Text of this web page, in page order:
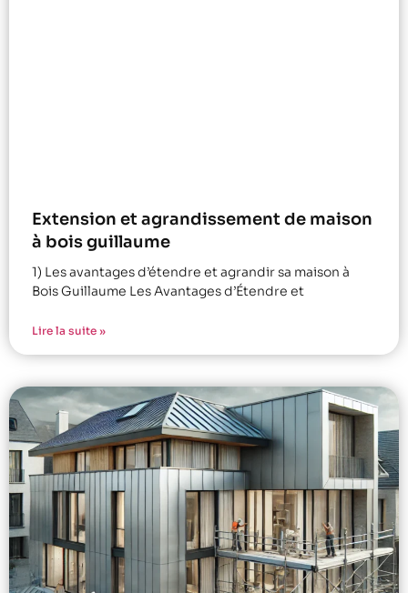
Extension et agrandissement de maison
à bois guillaume
1) Les avantages d’étendre et agrandir sa maison à
Bois Guillaume Les Avantages d’Étendre et
Lire la suite »